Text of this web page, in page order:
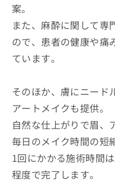
案。
また、麻酔に関して専
ので、患者の健康や痛
ています。
そのほか、膚にニード
アートメイクも提供。
自然な仕上がりで眉、
毎日のメイク時間の短
1回にかかる施術時間
程度で完了します。